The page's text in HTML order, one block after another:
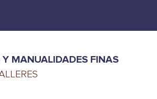
MANUALIDADES FINAS